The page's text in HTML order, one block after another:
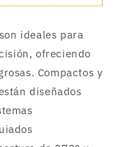
son ideales para
ofreciendo
Compactos y
diseñados